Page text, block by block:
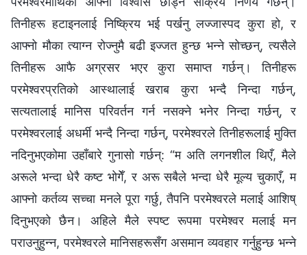
तिनीहरू हटाइनलाई निष्क्रिय भई पर्खनु लज्जास्पद कुरा हो, र
आफ्‍नो मौका त्याग्‍न रोज्नुमै बढी इज्जत हुन्छ भन्ने सोच्छन्, त्यसैले
तिनीहरू आफै अग्रसर भएर कुरा समाप्त गर्छन्। तिनीहरू
परमेश्‍वरप्रतिको आस्थालाई खराब कुरा भन्दै निन्दा गर्छन्,
सत्यतालाई मानिस परिवर्तन गर्न नसक्ने भनेर निन्दा गर्छन्, र
परमेश्‍वरलाई अधर्मी भन्दै निन्दा गर्छन्, परमेश्‍वरले तिनीहरूलाई मुक्ति
नदिनुभएकोमा उहाँबारे गुनासो गर्छन्: “म अति लगनशील थिएँ, मैले
अरूले भन्दा धेरै कष्ट भोगेँ, र अरू सबैले भन्दा धेरै मूल्य चुकाएँ, म
आफ्‍नो कर्तव्य सच्चा मनले पूरा गर्छु, तैपनि परमेश्‍वरले मलाई आशिष्
दिनुभएको छैन। अहिले मैले स्पष्ट रूपमा परमेश्‍वर मलाई मन
पराउनुहुन्‍न, परमेश्‍वरले मानिसहरूसँग असमान व्यवहार गर्नुहुन्छ भन्‍ने